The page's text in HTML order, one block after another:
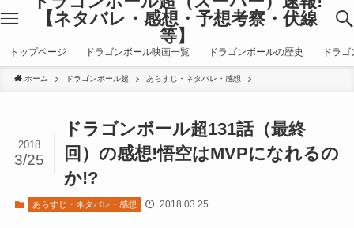
【ネタバレ・感想・予想考察・伏線
等】
トップページ ドラゴンボール映画一覧 ドラゴンボールの歴史 ドラ
ホーム ドラゴンボール超 あらすじ・ネタバレ・感想
ドラゴンボール超131話（最終
回）の感想!悟空はMVPになれるの
か!?
2018
3/25
あらすじ・ネタバレ・感想 2018.03.25